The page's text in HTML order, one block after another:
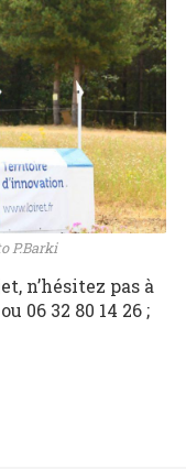
P.Barki
n’hésitez pas à
06 32 80 14 26 ;